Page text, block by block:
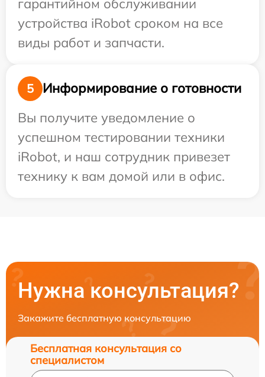
гарантийном обслуживании
устройства iRobot сроком на все
виды работ и запчасти.
5
Информирование о готовности
Вы получите уведомление о
успешном тестировании техники
iRobot, и наш сотрудник привезет
технику к вам домой или в офис.
Нужна консультация?
Закажите бесплатную консультацию
Бесплатная консультация со
специалистом